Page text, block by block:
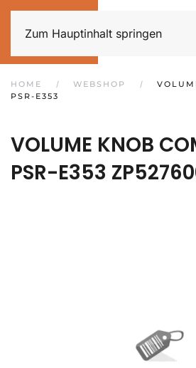
Zum Hauptinhalt springen
HOME WEBSHOP
PSR-E353
VOLUME KNOB
PSR-E353